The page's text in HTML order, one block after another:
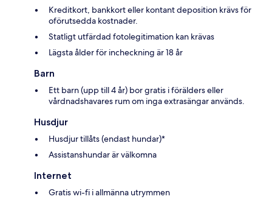
Kreditkort, bankkort eller kontant deposition krävs för
oförutsedda kostnader.
Statligt utfärdad fotolegitimation kan krävas
Lägsta ålder för incheckning är 18 år
Barn
Ett barn (upp till 4 år) bor gratis i förälders eller
vårdnadshavares rum om inga extrasängar används.
Husdjur
Husdjur tillåts (endast hundar)*
Assistanshundar är välkomna
Internet
Gratis wi-fi i allmänna utrymmen